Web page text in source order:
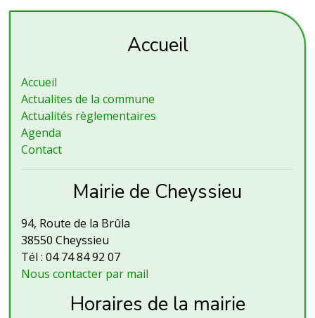
Accueil
Accueil
Actualites de la commune
Actualités règlementaires
Agenda
Contact
Mairie de Cheyssieu
94, Route de la Brûla
38550 Cheyssieu
Tél : 04 74 84 92 07
Nous contacter par mail
Horaires de la mairie